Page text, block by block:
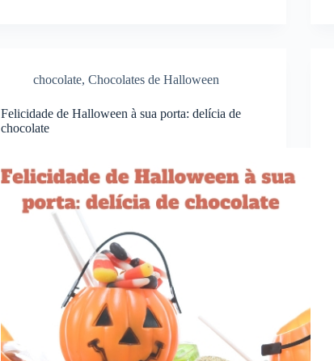
chocolate,Chocolates de Halloween
Felicidade de Halloween à sua porta: delícia de
chocolate